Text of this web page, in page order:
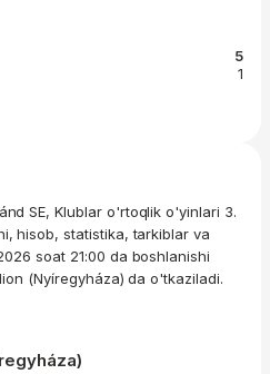
5
1
SE, Klublar o'rtoqlik o'yinlari 3.
hisob, statistika, tarkiblar va
soat 21:00 da boshlanishi
(Nyíregyháza) da o'tkaziladi.